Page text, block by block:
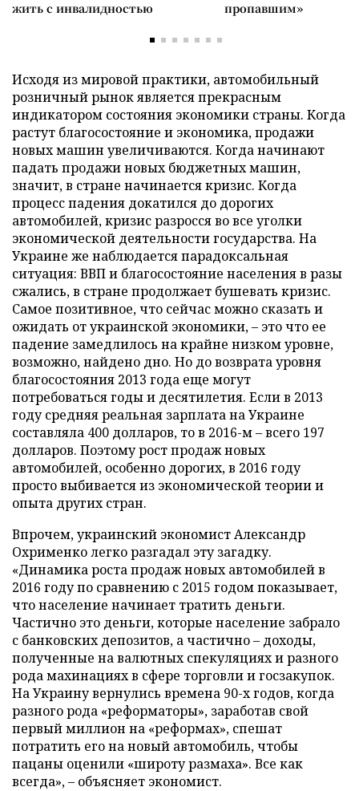
жить с инвалидностью пропавшим»
Исходя из мировой практики, автомобильный
розничный рынок является прекрасным
индикатором состояния экономики страны. Когда
растут благосостояние и экономика, продажи
новых машин увеличиваются. Когда начинают
падать продажи новых бюджетных машин,
значит, в стране начинается кризис. Когда
процесс падения докатился до дорогих
автомобилей, кризис разросся во все уголки
экономической деятельности государства. На
Украине же наблюдается парадоксальная
ситуация: ВВП и благосостояние населения в разы
сжались, в стране продолжает бушевать кризис.
Самое позитивное, что сейчас можно сказать и
ожидать от украинской экономики, – это что ее
падение замедлилось на крайне низком уровне,
возможно, найдено дно. Но до возврата уровня
благосостояния 2013 года еще могут
потребоваться годы и десятилетия. Если в 2013
году средняя реальная зарплата на Украине
составляла 400 долларов, то в 2016-м – всего 197
долларов. Поэтому рост продаж новых
автомобилей, особенно дорогих, в 2016 году
просто выбивается из экономической теории и
опыта других стран.
Впрочем, украинский экономист Александр
Охрименко легко разгадал эту загадку.
«Динамика роста продаж новых автомобилей в
2016 году по сравнению с 2015 годом показывает,
что население начинает тратить деньги.
Частично это деньги, которые население забрало
с банковских депозитов, а частично – доходы,
полученные на валютных спекуляциях и разного
рода махинациях в сфере торговли и госзакупок.
На Украину вернулись времена 90-х годов, когда
разного рода «реформаторы», заработав свой
первый миллион на «реформах», спешат
потратить его на новый автомобиль, чтобы
пацаны оценили «широту размаха». Все как
всегда», – объясняет экономист.